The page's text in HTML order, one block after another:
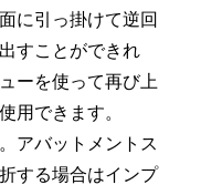
に引っ掛けて逆回
すことができれ
ーを使って再び上
用できます。
アバットメントス
する場合はインプ